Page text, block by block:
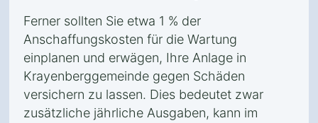
Ferner sollten Sie etwa 1 % der
Anschaffungskosten für die Wartung
einplanen und erwägen, Ihre Anlage in
Krayenberggemeinde gegen Schäden
versichern zu lassen. Dies bedeutet zwar
zusätzliche jährliche Ausgaben, kann im